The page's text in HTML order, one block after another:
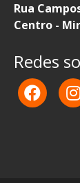
Rua
Centro -
Redes